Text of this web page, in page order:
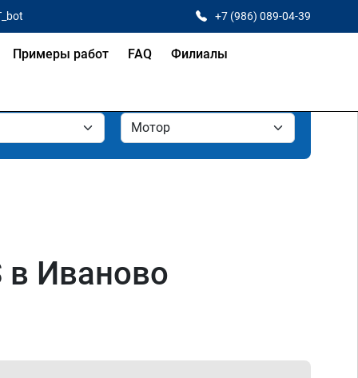
+7 (986) 089-04-39
Примеры работ FAQ Филиалы
в Иваново